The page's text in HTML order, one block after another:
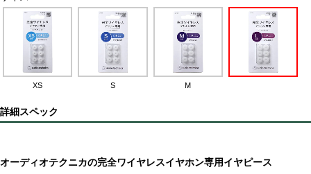
XS S M
詳細スペック
オーディオテクニカの完全ワイヤレスイヤホン専用イヤピース